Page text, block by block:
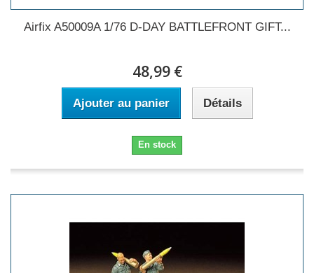
Airfix A50009A 1/76 D-DAY BATTLEFRONT GIFT...
48,99 €
Ajouter au panier Détails
En stock